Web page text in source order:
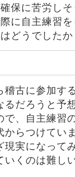
保に苦労しそ
に自主練習
どうでしたか
稽古に参加す
るだろうと予
で、自主練習
からつけていま
現実になって
いくのは難し